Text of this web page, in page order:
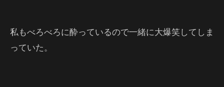
私もべろべろに酔っているので一緒に大爆笑してしま
っていた。